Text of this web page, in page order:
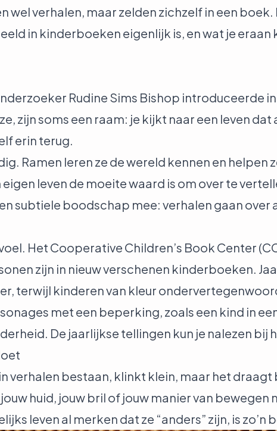
wel verhalen, maar zelden zichzelf in een
in kinderboeken eigenlijk is, en wat je eraan
Rudine Sims Bishop introduceerde
zijn soms een raam: je kijkt naar een leven dat
erin terug.
Ramen leren ze de wereld kennen en helpen
leven de moeite waard is om over te
subtiele boodschap mee: verhalen gaan over
Het Cooperative Children’s Book Center
zijn in nieuw verschenen kinderboeken.
terwijl kinderen van kleur
met een beperking, zoals een kind in
De jaarlijkse tellingen kun je nalezen bij
verhalen bestaan, klinkt klein, maar het draagt
huid, jouw bril of jouw manier van bewegen
leven al merken dat ze “anders” zijn, is